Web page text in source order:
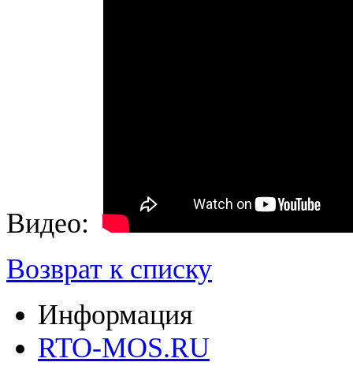
Видео:
Возврат к списку
Информация
RTO-MOS.RU